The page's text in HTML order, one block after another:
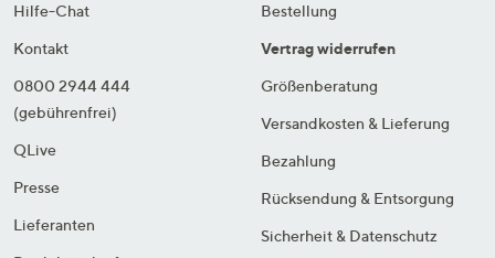
Hilfe-Chat
Kontakt
0800 2944 444
(gebührenfrei)
QLive
Presse
Lieferanten
Bestellung
Vertrag widerrufen
Größenberatung
Versandkosten & Lieferung
Bezahlung
Rücksendung & Entsorgung
Sicherheit & Datenschutz